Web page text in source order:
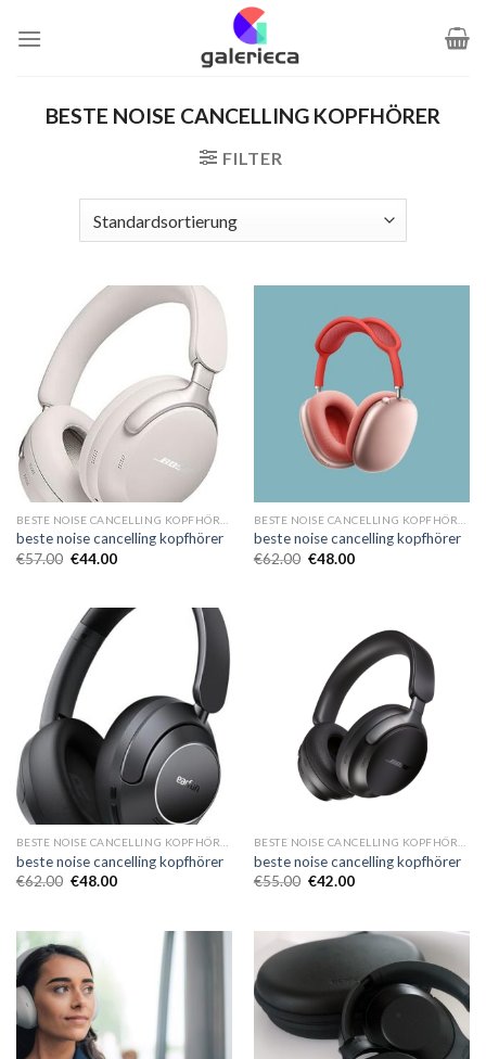
Inhalt
BESTE NOISE CANCELLING KOPFHÖRER
FILTER
beste noise cancelling kopfhörer
€57.00 €44.00
beste noise cancelling kopfhörer
€62.00 €48.00
beste noise cancelling kopfhörer
€62.00 €48.00
beste noise cancelling kopfhörer
€55.00 €42.00